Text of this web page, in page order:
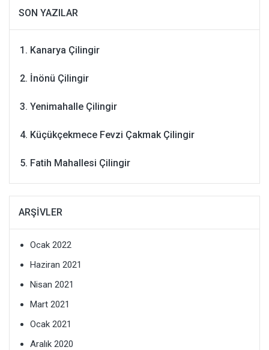
SON YAZILAR
Kanarya Çilingir
İnönü Çilingir
Yenimahalle Çilingir
Küçükçekmece Fevzi Çakmak Çilingir
Fatih Mahallesi Çilingir
ARŞIVLER
Ocak 2022
Haziran 2021
Nisan 2021
Mart 2021
Ocak 2021
Aralık 2020